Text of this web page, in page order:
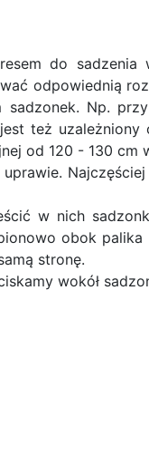
do
odpowiednią
Np.
też
od 120 - 130 cm
w nich
obok
stronę.
wokół